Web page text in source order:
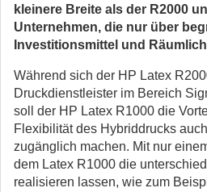
kleinere Breite als der R2000
Unternehmen, die nur über
Investitionsmittel und
Während sich der HP Latex
Druckdienstleister im Bereich
soll der HP Latex R1000 die
Flexibilität des Hybriddrucks
zugänglich machen. Mit nur
dem Latex R1000 die
realisieren lassen, wie zum